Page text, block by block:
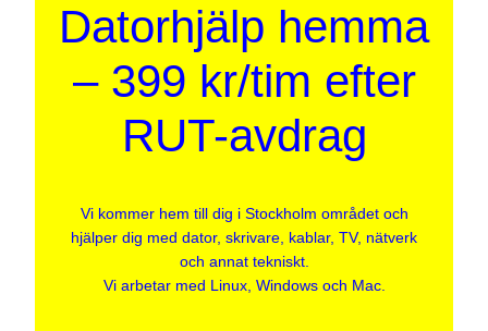
Datorhjälp hemma
– 399 kr/tim efter
RUT-avdrag
Vi kommer hem till dig i Stockholm området och
hjälper dig med dator, skrivare, kablar, TV, nätverk
och annat tekniskt.
Vi arbetar med Linux, Windows och Mac.